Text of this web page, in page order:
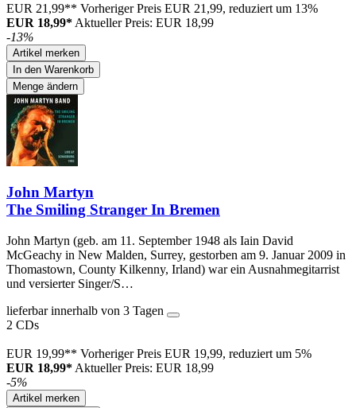
EUR 21,99** Vorheriger Preis EUR 21,99, reduziert um 13%
EUR 18,99* Aktueller Preis: EUR 18,99
-13%
Artikel merken
In den Warenkorb
Menge ändern
John Martyn
The Smiling Stranger In Bremen
John Martyn (geb. am 11. September 1948 als Iain David
McGeachy in New Malden, Surrey, gestorben am 9. Januar 2009 in
Thomastown, County Kilkenny, Irland) war ein Ausnahmegitarrist
und versierter Singer/S…
lieferbar innerhalb von 3 Tagen
2 CDs
EUR 19,99** Vorheriger Preis EUR 19,99, reduziert um 5%
EUR 18,99* Aktueller Preis: EUR 18,99
-5%
Artikel merken